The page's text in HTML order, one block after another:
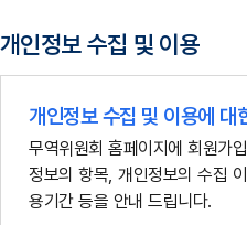
는 변경된 약관에 동의하는 것으
3. 약관외 준칙
이 약관에 명시되지 않은 사항은
4. 용어의 정의
서비스란 무역위원회 홈페이지
개인정보 수집 및 이용
개인정보 수집 및 이용에 대
무역위원회 홈페이지에 회원가
정보의 항목, 개인정보의 수집
용기간 등을 안내 드립니다.